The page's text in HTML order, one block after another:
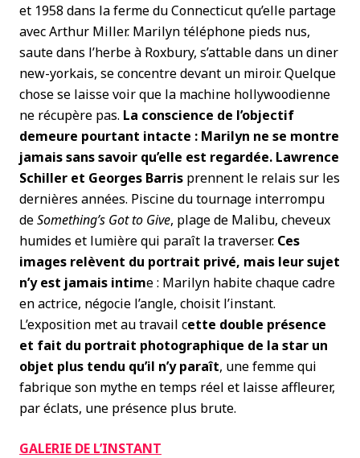
et 1958 dans la ferme du Connecticut qu’elle partage
avec Arthur Miller. Marilyn téléphone pieds nus,
saute dans l’herbe à Roxbury, s’attable dans un diner
new-yorkais, se concentre devant un miroir. Quelque
chose se laisse voir que la machine hollywoodienne
ne récupère pas. La conscience de l’objectif
demeure pourtant intacte : Marilyn ne se montre
jamais sans savoir qu’elle est regardée. Lawrence
Schiller et Georges Barris prennent le relais sur les
dernières années. Piscine du tournage interrompu
deSomething’s Got to Give, plage de Malibu, cheveux
humides et lumière qui paraît la traverser. Ces
images relèvent du portrait privé, mais leur sujet
n’y est jamais intime : Marilyn habite chaque cadre
en actrice, négocie l’angle, choisit l’instant.
L’exposition met au travail cette double présence
et fait du portrait photographique de la star un
objet plus tendu qu’il n’y paraît, une femme qui
fabrique son mythe en temps réel et laisse affleurer,
par éclats, une présence plus brute.
GALERIE DE L’INSTANT